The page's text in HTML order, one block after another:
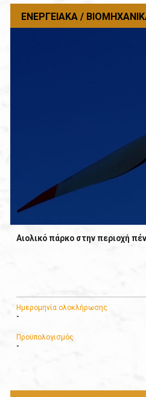
ΕΝΕΡΓΕΙΑΚΆ /
Αιολικό πάρκο στην περιοχή
Ημερομηνία ολοκλήρωσης
-
Προϋπολογισμός
-